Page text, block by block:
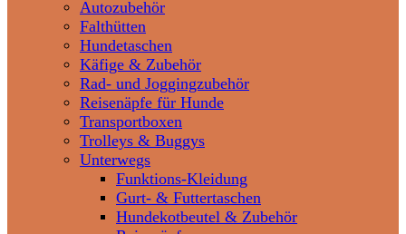
Autozubehör
Falthütten
Hundetaschen
Käfige & Zubehör
Rad- und Joggingzubehör
Reisenäpfe für Hunde
Transportboxen
Trolleys & Buggys
Unterwegs
Funktions-Kleidung
Gurt- & Futtertaschen
Hundekotbeutel & Zubehör